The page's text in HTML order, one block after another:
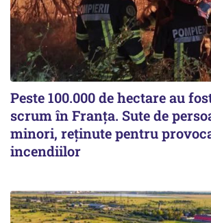
Peste 100.000 de hectare au
scrum în Franța. Sute de
minori, reținute pentru
incendiilor